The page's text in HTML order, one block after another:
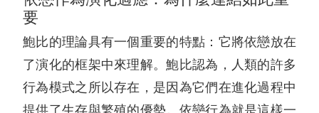
要
鮑比的理論具有一個重要的特點：它將依戀放在
了演化的框架中來理解。鮑比認為，人類的許多
行為模式之所以存在，是因為它們在進化過程中
提供了生存與繁殖的優勢。依戀行為就是這樣一